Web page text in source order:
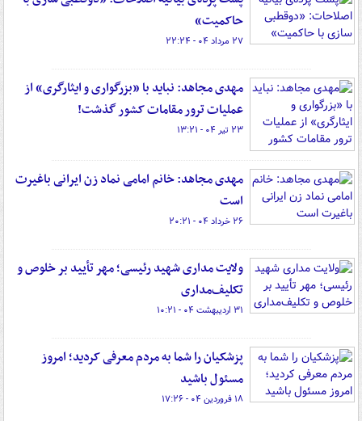
حاکمیت»
۲۷ مرداد ۰۴ - ۲۲:۲۴
مهدی مجاهد: نباید با «بزرگواری و ایثارگری» از
عملیات ترور مقامات کشور گذشت!
۲۳ تیر ۰۴ - ۱۳:۲۱
مهدی مجاهد: خانم امامی نماد زن ایرانی باغیرت
است
۲۶ خرداد ۰۴ - ۲۰:۲۱
ولایت مداری شهید رئیسی؛ مهر تأیید بر خلوص و
تکلیف‌مداری
۳۱ اردیبهشت ۰۴ - ۱۰:۲۱
پزشکیان را شما به مردم معرفی کردید؛ امروز
مسئول باشید
۱۸ فروردین ۰۴ - ۱۷:۲۶